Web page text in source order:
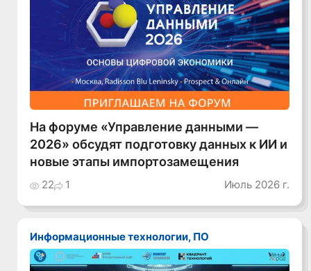
На форуме «Управление данными —
2026» обсудят подготовку данных к ИИ и
новые этапы импортозамещения
22 1 Июль 2026 г.
Информационные технологии, ПО